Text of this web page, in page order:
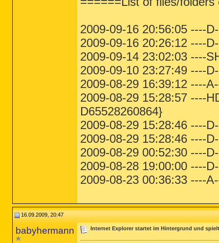
2009-09-16 20:56:05 ----
2009-09-16 20:26:12 ----
2009-09-14 23:02:03 ----
2009-09-10 23:27:49 ----
2009-08-29 16:39:12 ----
2009-08-29 15:28:57 ----
D65528260864}
2009-08-29 15:28:46 ----
2009-08-29 15:28:46 ----
2009-08-29 00:52:30 ----
2009-08-28 19:00:00 ----
2009-08-23 00:36:33 ----
16.09.2009, 20:47
babyhermann Internet Explorer startet im Hintergrund und